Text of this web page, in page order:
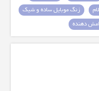
زنگ موبایل ساده و شیک
دهنده